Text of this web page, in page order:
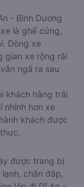
- Bình Dương
là ghế cứng,
Dòng xe
gian xe rộng rãi
ngã ra sau
khách hàng trải
nhỉnh hơn xe
khách được
được trang bị
chăn đắp,